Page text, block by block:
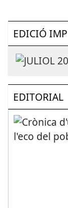
EDICIÓ
EDITORIAL